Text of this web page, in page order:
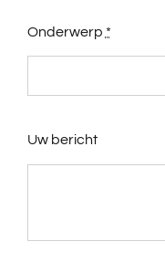
Onderwerp *
Uw bericht